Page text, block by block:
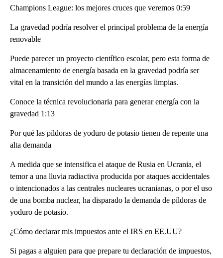
Champions League: los mejores cruces que veremos 0:59
La gravedad podría resolver el principal problema de la energía
renovable
Puede parecer un proyecto científico escolar, pero esta forma de
almacenamiento de energía basada en la gravedad podría ser
vital en la transición del mundo a las energías limpias.
Conoce la técnica revolucionaria para generar energía con la
gravedad 1:13
Por qué las píldoras de yoduro de potasio tienen de repente una
alta demanda
A medida que se intensifica el ataque de Rusia en Ucrania, el
temor a una lluvia radiactiva producida por ataques accidentales
o intencionados a las centrales nucleares ucranianas, o por el uso
de una bomba nuclear, ha disparado la demanda de píldoras de
yoduro de potasio.
¿Cómo declarar mis impuestos ante el IRS en EE.UU?
Si pagas a alguien para que prepare tu declaración de impuestos,